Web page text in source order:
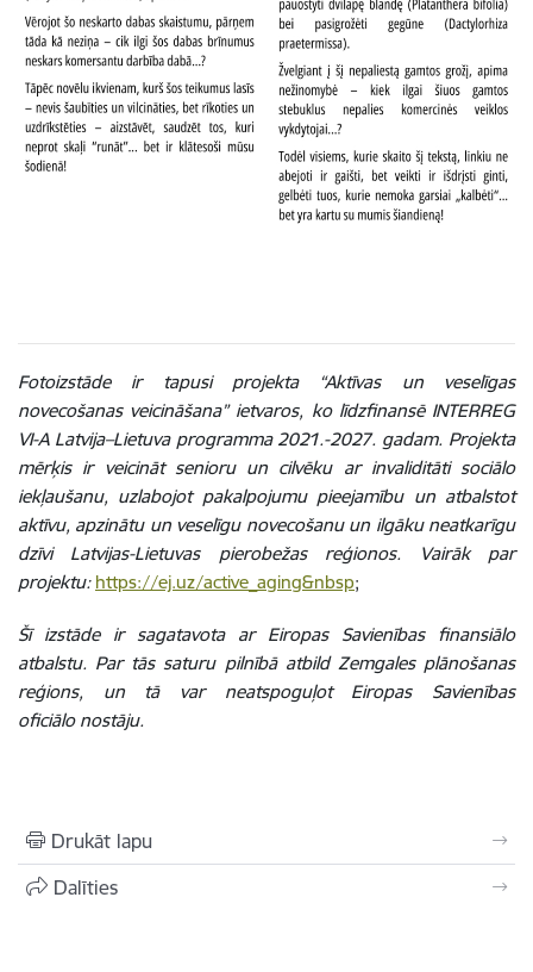
Fotoizstāde ir tapusi projekta “Aktīvas un veselīgas
novecošanas veicināšana” ietvaros, ko līdzfinansē INTERREG
VI-A Latvija–Lietuva programma 2021.-2027. gadam. Projekta
mērķis ir veicināt senioru un cilvēku ar invaliditāti sociālo
iekļaušanu, uzlabojot pakalpojumu pieejamību un atbalstot
aktīvu, apzinātu un veselīgu novecošanu un ilgāku neatkarīgu
dzīvi Latvijas-Lietuvas pierobežas reģionos. Vairāk par
projektu: https://ej.uz/active_aging&nbsp;
Šī izstāde ir sagatavota ar Eiropas Savienības finansiālo
atbalstu. Par tās saturu pilnībā atbild Zemgales plānošanas
reģions, un tā var neatspoguļot Eiropas Savienības
oficiālo nostāju.
Drukāt lapu
Dalīties